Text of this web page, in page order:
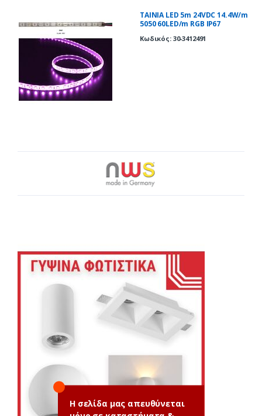
ΤΑΙΝΙΑ LED 5m 24VDC 14.4W/m
5050 60LED/m RGB IP67
Κωδικός: 30-3412491
Η σελίδα μας απευθύνεται